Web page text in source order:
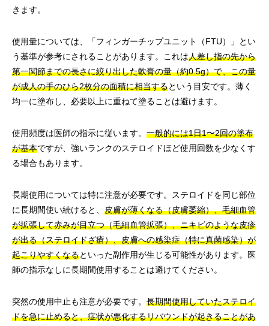
きます。
使用量については、「フィンガーチップユニット（FTU）」とい
う基準が参考にされることがあります。これは人差し指の先から
第一関節までの長さに絞り出した軟膏の量（約0.5g）で、この量
が成人の手のひら2枚分の面積に相当するという目安です。薄く
均一に塗布し、必要以上に重ねて塗ることは避けます。
使用頻度は医師の指示に従います。 一般的には1日1〜2回の塗布
が基本ですが、強いランクのステロイドほど使用回数を少なくす
る場合もあります。
長期使用については特に注意が必要です。ステロイドを同じ部位
に長期間使い続けると、 皮膚が薄くなる（皮膚萎縮）、毛細血管
が拡張して赤みが目立つ（毛細血管拡張）、ニキビのような皮疹
が出る（ステロイドざ瘡）、皮膚への感染症（特に真菌感染）が
起こりやすくなるといった副作用が生じる可能性があります。医
師の指示なしに長期間使用することは避けてください。
突然の使用中止も注意が必要です。 長期間使用していたステロイ
ドを急に止めると、症状が悪化するリバウンドが起きることがあ